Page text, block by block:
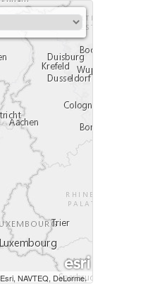
Esri, NAVTEQ, DeLorme,